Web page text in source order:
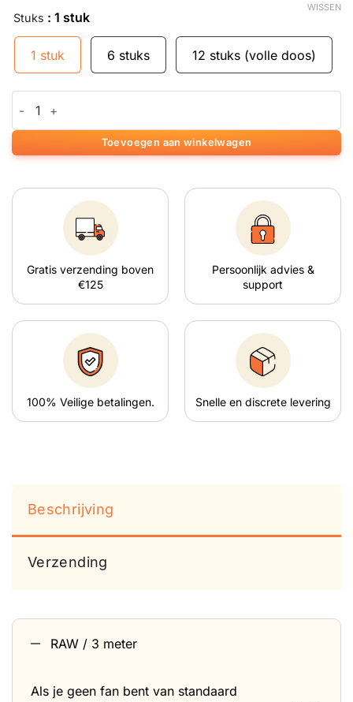
Stuks : 1 stuk
1 stuk 6 stuks 12 stuks (volle doos)
WISSEN
Toevoegen aan winkelwagen
Gratis verzending boven
€125
Persoonlijk advies &
support
100% Veilige betalingen. Snelle en discrete levering
Beschrijving
Verzending
RAW / 3 meter
Als je geen fan bent van standaard